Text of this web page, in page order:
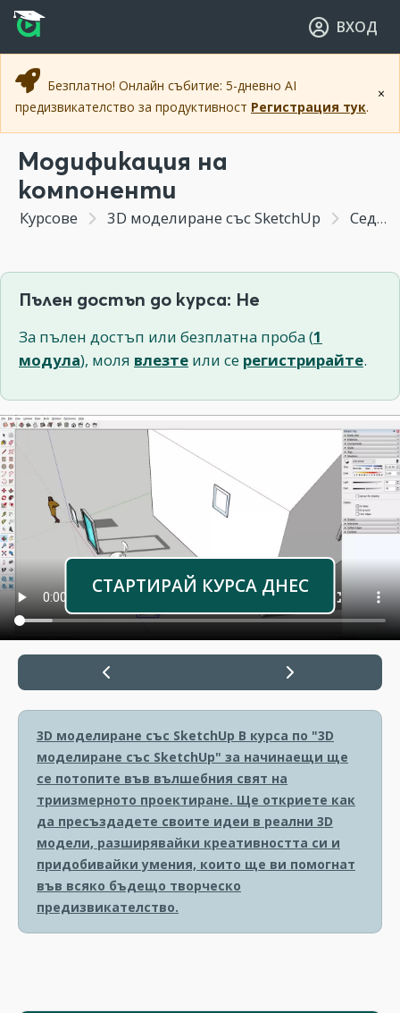
Прескочи към основното съдържание
Прескочи към навигацията
ВХОД
×
Безплатно! Онлайн събитие: 5-дневно AI
предизвикателство за продуктивност Регистрация тук.
Модификация на
компоненти
Курсове 3D моделиране със SketchUp Седмица 5 - Принцип на Solid моделите
Пълен достъп до курса: Не
За пълен достъп или безплатна проба (1
модула), моля влезте или се регистрирайте.
СТАРТИРАЙ КУРСА ДНЕС
3D моделиране със SketchUp В курса по "3D
моделиране със SketchUp" за начинаещи ще
се потопите във вълшебния свят на
триизмерното проектиране. Ще откриете как
да пресъздадете своите идеи в реални 3D
модели, разширявайки креативността си и
придобивайки умения, които ще ви помогнат
във всяко бъдещо творческо
предизвикателство.